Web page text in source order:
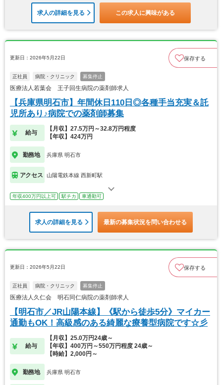
求人の詳細を見る この求人に興味がある
更新日：2026年5月22日 保存する
正社員 病院・クリニック 募集停止
医療法人若葉会 王子回生病院の薬剤師求人
【兵庫県明石市】年間休日110日◎各種手当充実＆託
児所あり♪病院での薬剤師募集
給与
【月収】27.5万円～32.8万円程度
【年収】424万円
勤務地 兵庫県 明石市
アクセス 山陽電鉄本線 西新町駅
年収400万円以上可 駅チカ 車通勤可
求人の詳細を見る 最新の募集状況を問い合わせる
更新日：2026年5月22日 保存する
正社員 病院・クリニック 募集停止
医療法人久仁会 明石同仁病院の薬剤師求人
【明石市／JR山陽本線】《駅から徒歩5分》マイカー
通勤もOK！高級感のある綺麗な療養型病院です☆彡
給与
【月収】25.0万円24歳～
【年収】400万円～550万円程度 24歳～
【時給】2,000円～
勤務地 兵庫県 明石市